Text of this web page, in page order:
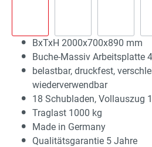
BxTxH 2000x700x890 mm
Buche-Massiv Arbeitsplatte
belastbar, druckfest,
wiederverwendbar
18 Schubladen, Vollauszug
Traglast 1000 kg
Made in Germany
Qualitätsgarantie 5 Jahre